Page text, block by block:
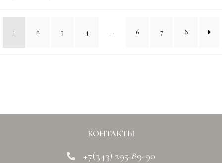
1 2 3 4 … 6 7 8
КОНТАКТЫ
+7(343) 295-89-90